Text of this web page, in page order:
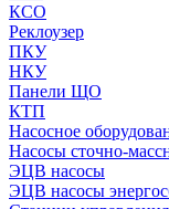
КСО
Реклоузер
ПКУ
НКУ
Панели ЩО
КТП
Насосное
Насосы сточно-
ЭЦВ насосы
ЭЦВ насосы